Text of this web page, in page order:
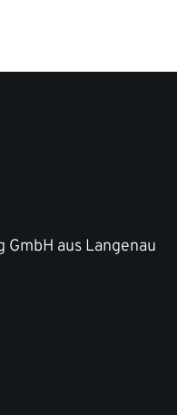
aus Langenau